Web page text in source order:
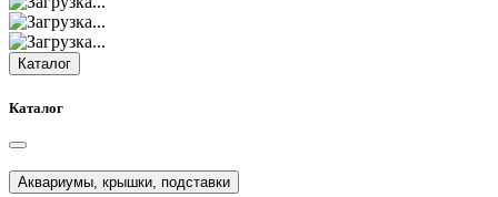
Каталог
Каталог
Аквариумы, крышки, подставки